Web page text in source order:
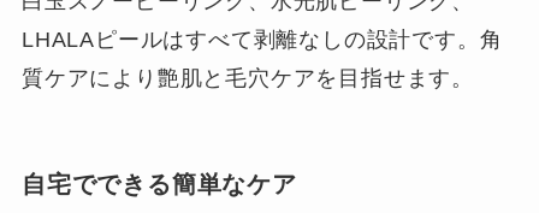
LHALAピールはすべて剥離なしの設計です。角
質ケアにより艶肌と毛穴ケアを目指せます。
自宅でできる簡単なケア